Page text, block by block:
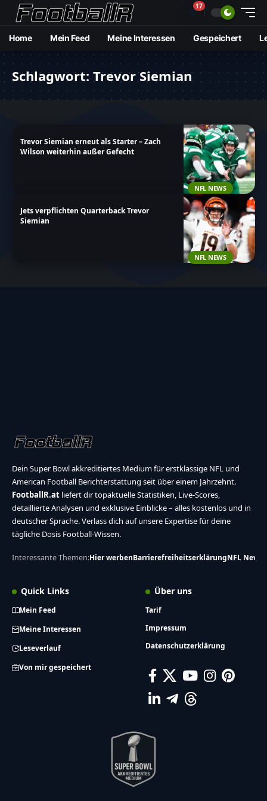
🔔17
Home Mein Feed Meine Interessen Gespeichert
Schlagwort: Trevor Siemian
NFL NEWS
Trevor Siemian erneut als Starter – Zach
Wilson weiterhin außer Gefecht
NFL NEWS
Jets verpflichten Quarterback Trevor
Siemian
Dein Super Bowl akkreditiertes Medium für erstklassige NFL und
American Football Berichterstattung seit über einem Jahrzehnt.
FootballR.at liefert dir topaktuelle Statistiken, Live-Scores,
detaillierte Analysen und exklusive Einblicke – alles kostenlos und in
deutscher Sprache. Verlass dich auf unsere Expertise für deine
tägliche Dosis Football-Wissen.
Interessante Themen:Hier werbenBarrierefreiheitserklärungNFL News
Quick Links
Mein Feed
Meine Interessen
Leseverlauf
Von mir gespeichert
Über uns
Tarif
Impressum
Datenschutzerklärung